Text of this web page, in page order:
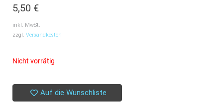
5,50 €
inkl. MwSt.
zzgl. Versandkosten
Nicht vorrätig
Auf die Wunschliste